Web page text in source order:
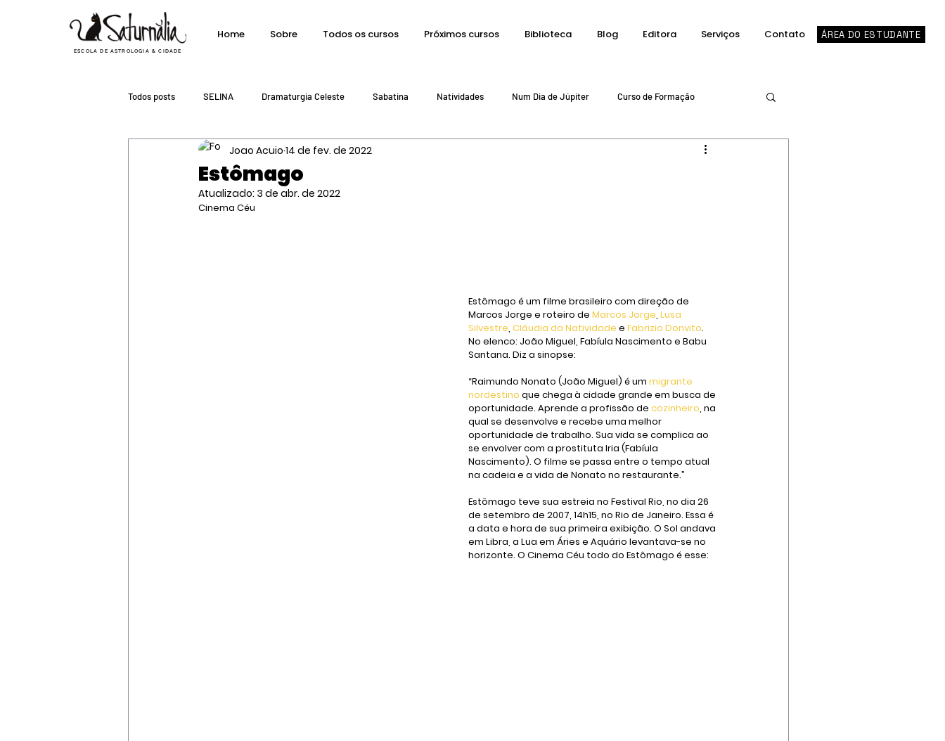
Home Sobre Todos os cursos Próximos cursos Biblioteca Blog Editora Serviços Contato ÁREA DO ESTUDANTE
ESCOLA DE ASTROLOGIA & CIDADE
Todos posts SELINA Dramaturgia Celeste Sabatina Natividades Num Dia de Júpiter Curso de Formação
Rádio Saturnália Astrologuês Glossário
Programacao
Estômago
Joao Acuio 14 de fev. de 2022
Atualizado: 3 de abr. de 2022
Cinema Céu
Estômago é um filme brasileiro com direção de
Marcos Jorge e roteiro de Marcos Jorge, Lusa
Silvestre, Cláudia da Natividade e Fabrizio Donvito.
No elenco: João Miguel, Fabíula Nascimento e Babu
Santana. Diz a sinopse:
“Raimundo Nonato (João Miguel) é um migrante
nordestino que chega à cidade grande em busca de
oportunidade. Aprende a profissão de cozinheiro, na
qual se desenvolve e recebe uma melhor
oportunidade de trabalho. Sua vida se complica ao
se envolver com a prostituta Iria (Fabíula
Nascimento). O filme se passa entre o tempo atual
na cadeia e a vida de Nonato no restaurante.”
Estômago teve sua estreia no Festival Rio, no dia 26
de setembro de 2007, 14h15, no Rio de Janeiro. Essa é
a data e hora de sua primeira exibição. O Sol andava
em Libra, a Lua em Áries e Aquário levantava-se no
horizonte. O Cinema Céu todo do Estômago é esse: